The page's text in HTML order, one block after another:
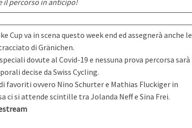
il percorso in anticipo!
Cup va in scena questo week end ed assegnerà anche le
di Gränichen.
dovute al Covid-19 e nessuna prova percorsa sarà
decise da Swiss Cycling.
favoriti ovvero Nino Schurter e Mathias Fluckiger in
ci si attende scintille tra Jolanda Neff e Sina Frei.